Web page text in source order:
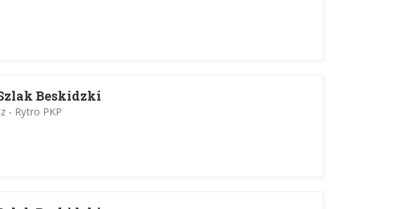
Beskidzki
- Rytro PKP